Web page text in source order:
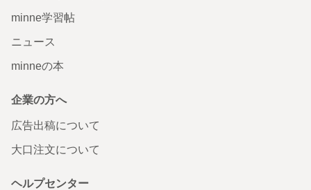
minne学習帖
ニュース
minneの本
企業の方へ
広告出稿について
大口注文について
ヘルプセンター